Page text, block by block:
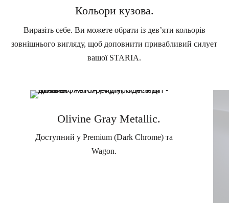
Кольори кузова.
Виразіть себе. Ви можете обрати із дев’яти кольорів
зовнішнього вигляду, щоб доповнити привабливий силует
вашої STARIA.
Olivine Gray Metallic.
Доступний у Premium (Dark Chrome) та
Wagon.